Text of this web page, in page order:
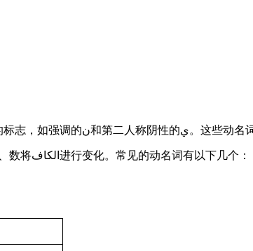
志，如强调的ن和第二人称阴性的ي。这些动名
数将الكاف 进行变化。常见的动名词有以下几个：